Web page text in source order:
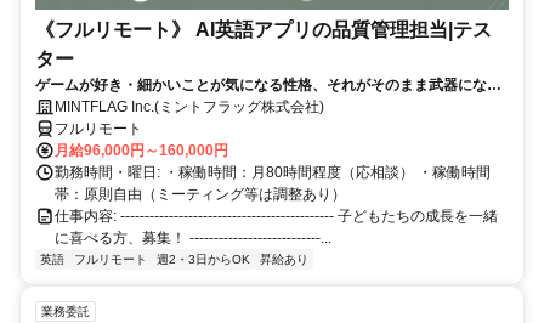
《フルリモート》 AI英語アプリの品質管理担当|テス
ター
ゲームが好き・細かいことが気になる性格、それがそのまま武器になる
仕事です！
MINTFLAG Inc.(ミントフラッグ株式会社)
フルリモート
月給96,000円～160,000円
勤務時間・曜日: ・稼働時間：月80時間程度（応相談） ・稼働時間
帯：原則自由（ミーティング等は調整あり）
仕事内容: -------------------------------------------- 子どもたちの成長を一緒
に喜べる方、募集！ ---------------------------...
英語 フルリモート 週2・3日からOK 昇給あり
業務委託